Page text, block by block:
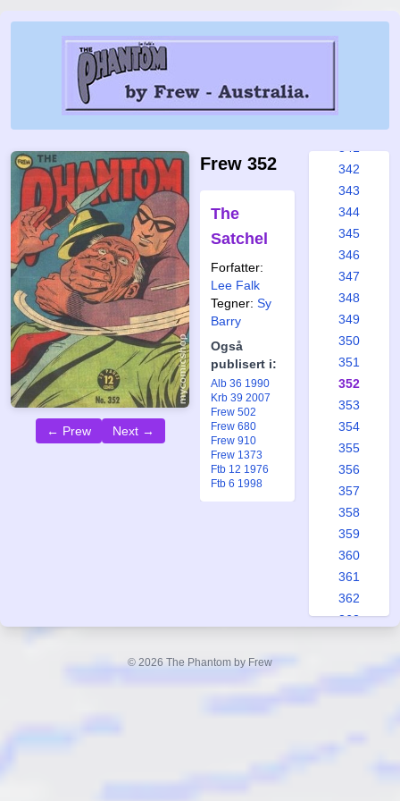
← Prew Next →
Frew 352
The
Satchel
Forfatter:
Lee Falk
Tegner: Sy
Barry
Også
publisert i:
Alb 36 1990
Krb 39 2007
Frew 502
Frew 680
Frew 910
Frew 1373
Ftb 12 1976
Ftb 6 1998
335
342
343
344
345
346
347
348
349
350
351
352
353
354
355
356
357
358
359
360
361
362
363
© 2026 The Phantom by Frew